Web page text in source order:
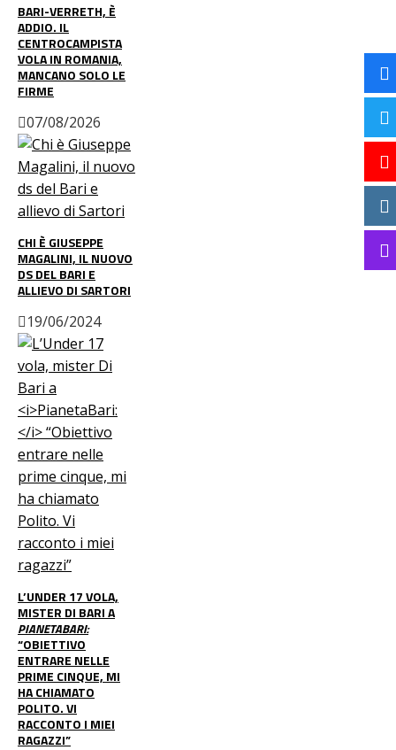
BARI-VERRETH, È
ADDIO. IL
CENTROCAMPISTA
VOLA IN ROMANIA,
MANCANO SOLO LE
FIRME
07/08/2026
CHI È GIUSEPPE
MAGALINI, IL NUOVO
DS DEL BARI E
ALLIEVO DI SARTORI
19/06/2024
L’UNDER 17 VOLA,
MISTER DI BARI A
PIANETABARI:
“OBIETTIVO
ENTRARE NELLE
PRIME CINQUE, MI
HA CHIAMATO
POLITO. VI
RACCONTO I MIEI
RAGAZZI”